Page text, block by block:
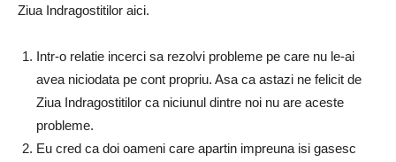
Ziua Indragostitilor aici.
Intr-o relatie incerci sa rezolvi probleme pe care nu le-ai
avea niciodata pe cont propriu. Asa ca astazi ne felicit de
Ziua Indragostitilor ca niciunul dintre noi nu are aceste
probleme.
Eu cred ca doi oameni care apartin impreuna isi gasesc